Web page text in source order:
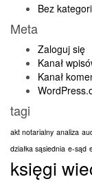
Bez
Meta
Zaloguj się
Kanał
Kanał
tagi
akt notarialny analiza
działka sąsiednia e-sąd
księgi